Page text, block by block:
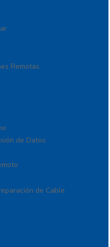
Remotas
de Datos
de Cable